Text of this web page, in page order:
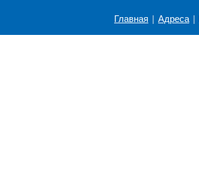
Главная | Адреса |